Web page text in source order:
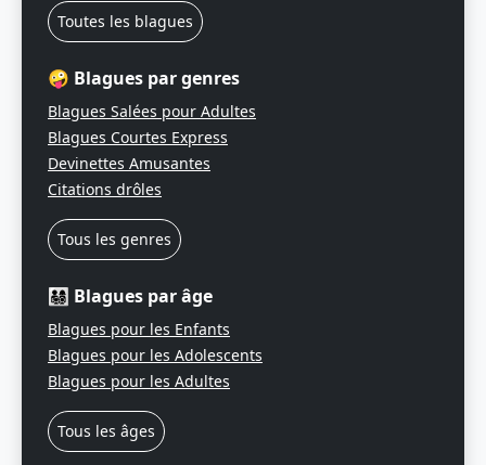
Toutes les blagues
🤪 Blagues par genres
Blagues Salées pour Adultes
Blagues Courtes Express
Devinettes Amusantes
Citations drôles
Tous les genres
👨‍👩‍👧‍👦 Blagues par âge
Blagues pour les Enfants
Blagues pour les Adolescents
Blagues pour les Adultes
Tous les âges